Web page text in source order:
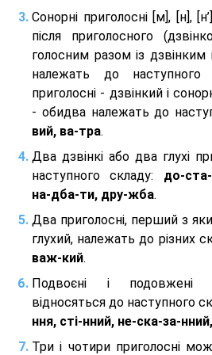
Сонорні приголосні [м], [н],
після приголосного
голосним разом із дзвінким
належать до
приголосні - дзвінкий і
- обидва належать до
вий, ва-тра.
Два дзвінкі або два глухі
наступного складу: до-
на-дба-ти, дру-жба.
Два приголосні, перший з
глухий, належать до різних
важ-кий.
Подвоєні і подовжені
відносяться до наступного
ння, сті-нний, не-ска-за-
Три і чотири приголосні